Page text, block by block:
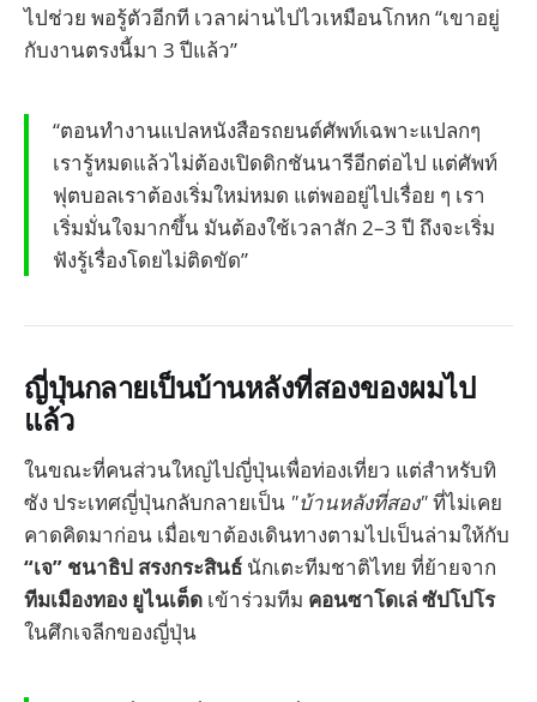
ไปช่วย พอรู้ตัวอีกที เวลาผ่านไปไวเหมือนโกหก “เขาอยู่
กับงานตรงนี้มา 3 ปีแล้ว”
“ตอนทำงานแปลหนังสือรถยนต์ศัพท์เฉพาะแปลกๆ
เรารู้หมดแล้วไม่ต้องเปิดดิกชันนารีอีกต่อไป แต่ศัพท์
ฟุตบอลเราต้องเริ่มใหม่หมด แต่พออยู่ไปเรื่อย ๆ เรา
เริ่มมั่นใจมากขึ้น มันต้องใช้เวลาสัก 2–3 ปี ถึงจะเริ่ม
ฟังรู้เรื่องโดยไม่ติดขัด”
ญี่ปุ่นกลายเป็นบ้านหลังที่สองของผมไป
แล้ว
ในขณะที่คนส่วนใหญ่ไปญี่ปุ่นเพื่อท่องเที่ยว แต่สำหรับทิ
ซัง ประเทศญี่ปุ่นกลับกลายเป็น "บ้านหลังที่สอง"ที่ไม่เคย
คาดคิดมาก่อน เมื่อเขาต้องเดินทางตามไปเป็นล่ามให้กับ
“เจ” ชนาธิป สรงกระสินธ์ นักเตะทีมชาติไทย ที่ย้ายจาก
ทีมเมืองทอง ยูไนเต็ด เข้าร่วมทีม คอนซาโดเล่ ซัปโปโร
ในศึกเจลีกของญี่ปุ่น